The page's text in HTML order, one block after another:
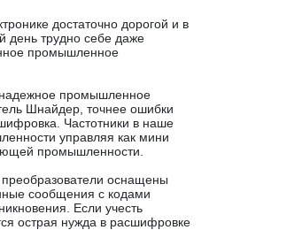
достаточно дорогой и в
день трудно себе даже
промышленное
надежное промышленное
Шнайдер, точнее ошибки
Частотники в наше
управляя как мини
промышленности.
оснащены
сообщения с кодами
Если учесть
острая нужда в расшифровке